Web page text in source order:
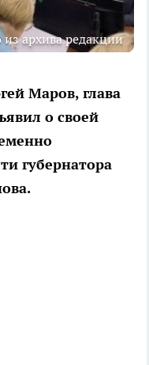
архива редакции
Маров, глава
о своей
губернатора